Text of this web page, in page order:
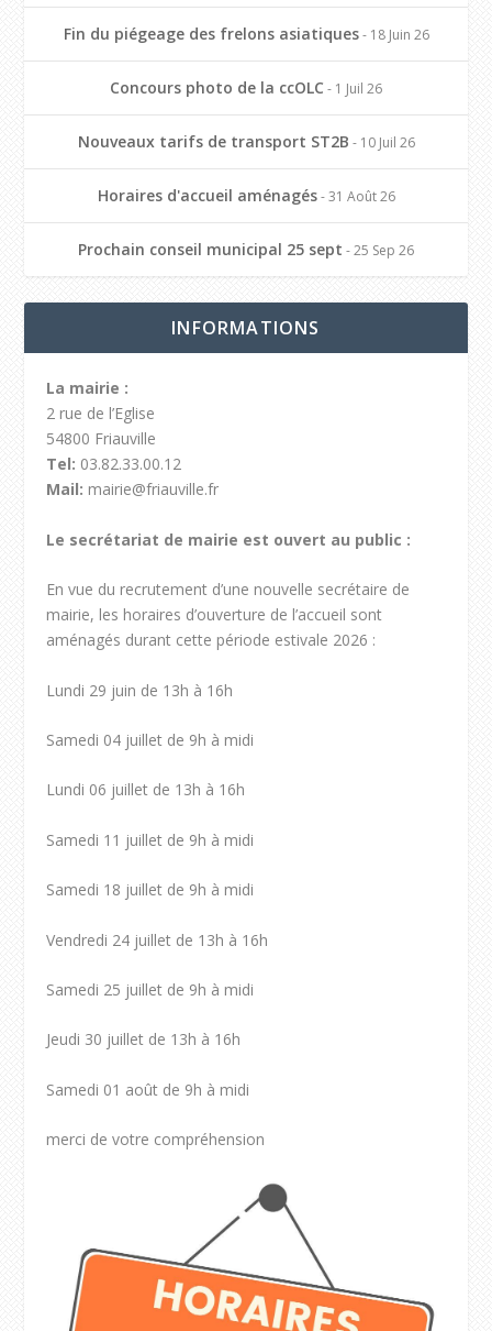
Fin du piégeage des frelons asiatiques- 18 Juin 26
Concours photo de la ccOLC - 1 Juil 26
Nouveaux tarifs de transport ST2B - 10 Juil 26
Horaires d'accueil aménagés- 31 Août 26
Prochain conseil municipal 25 sept - 25 Sep 26
INFORMATIONS
La mairie :
2 rue de l’Eglise
54800 Friauville
Tel: 03.82.33.00.12
Mail: mairie@friauville.fr
Le secrétariat de mairie est ouvert au public :
En vue du recrutement d’une nouvelle secrétaire de
mairie, les horaires d’ouverture de l’accueil sont
aménagés durant cette période estivale 2026 :
Lundi 29 juin de 13h à 16h
Samedi 04 juillet de 9h à midi
Lundi 06 juillet de 13h à 16h
Samedi 11 juillet de 9h à midi
Samedi 18 juillet de 9h à midi
Vendredi 24 juillet de 13h à 16h
Samedi 25 juillet de 9h à midi
Jeudi 30 juillet de 13h à 16h
Samedi 01 août de 9h à midi
merci de votre compréhension